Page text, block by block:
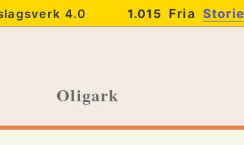
4.0 1.015 Fria
Oligark